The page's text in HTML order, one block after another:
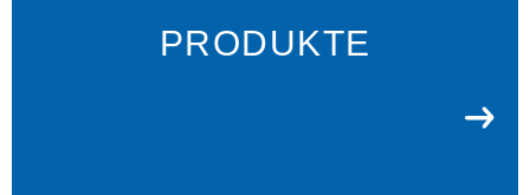
PRODUKTE